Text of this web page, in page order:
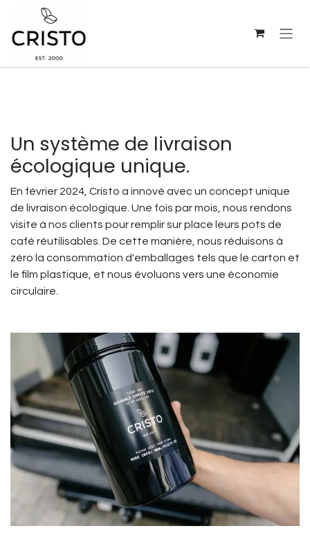
Se rendre au contenu
Un système de livraison
écologique unique.
En février 2024, Cristo a innové avec un concept unique
de livraison écologique. Une fois par mois, nous rendons
visite à nos clients pour remplir sur place leurs pots de
café réutilisables. De cette manière, nous réduisons à
zéro la consommation d'emballages tels que le carton et
le film plastique, et nous évoluons vers une économie
circulaire.